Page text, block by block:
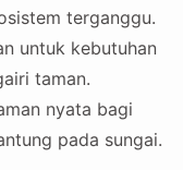
terganggu.
untuk kebutuhan
taman.
nyata bagi
pada sungai.